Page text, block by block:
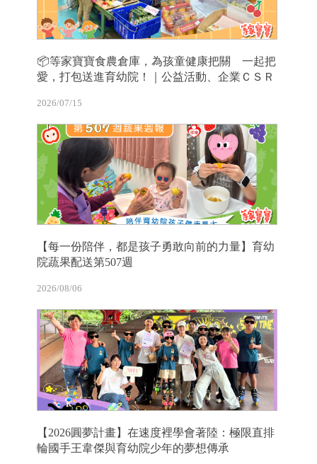
📦等家寶寶食農倉庫，為孩童健康把關 一起把
愛，打包送進育幼院！｜公益活動、企業ＣＳＲ
2026/07/15
【每一份陪伴，都是孩子勇敢向前的力量】育幼
院蔬果配送第507週
2026/08/06
【2026圓夢計畫】在速度裡學會著陸：極限直排
輪國手王韋傑與育幼院少年的夢想傳承